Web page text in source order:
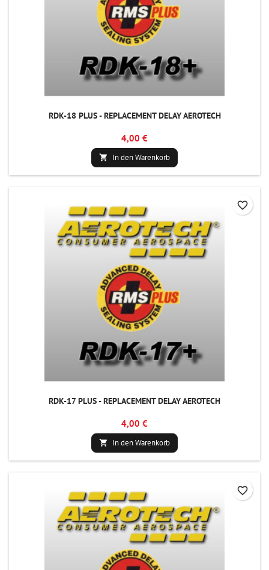
RDK-18 PLUS - REPLACEMENT DELAY AEROTECH
4,00 €
 In den Warenkorb
RDK-17 PLUS - REPLACEMENT DELAY AEROTECH
4,00 €
 In den Warenkorb
favorite_border
favorite_border